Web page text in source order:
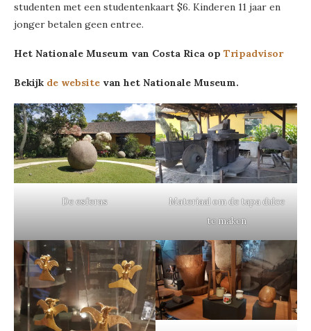
studenten met een studentenkaart $6. Kinderen 11 jaar en
jonger betalen geen entree.
Het Nationale Museum van Costa Rica op Tripadvisor
Bekijk de website van het Nationale Museum.
De esferas
Materiaal om de tapa dulce
te maken